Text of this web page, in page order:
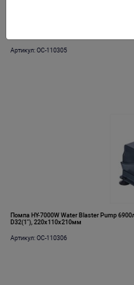
Артикул: OC-110305
Помпа HY-7000W Water Blaster Pump
D32(1"), 220х110х210мм
Артикул: OC-110306